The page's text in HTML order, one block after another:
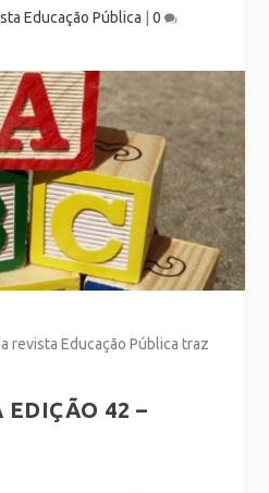
Educação Pública 0
revista Educação Pública traz
EDIÇÃO 42 –